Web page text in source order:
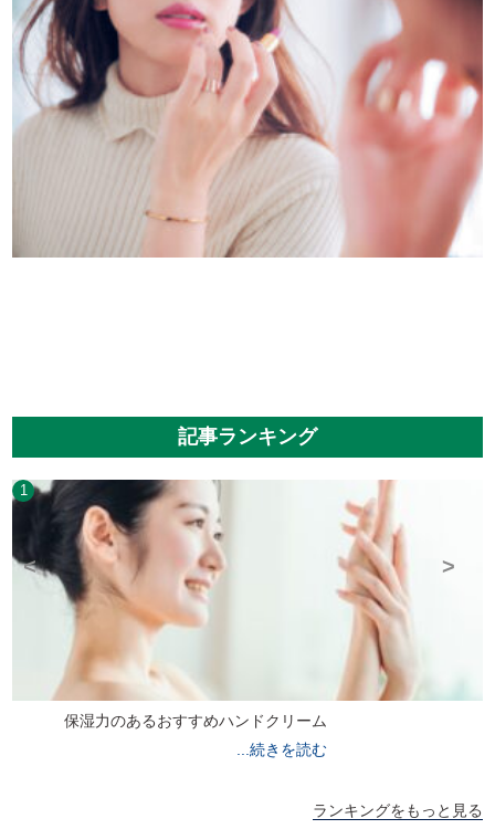
記事ランキング
1
保湿力のあるおすすめハンドクリーム
続きを読む
ランキングをもっと見る